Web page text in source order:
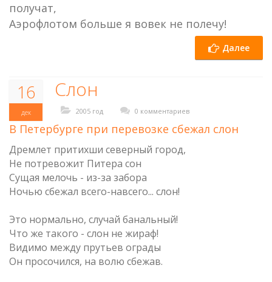
получат,
Аэрофлотом больше я вовек не полечу!
Далее
16
дек
Слон
2005 год 0 комментариев
В Петербурге при перевозке сбежал слон
Дремлет притихши северный город,
Не потревожит Питера сон
Сущая мелочь - из-за забора
Ночью сбежал всего-навсего... слон!
Это нормально, случай банальный!
Что же такого - слон не жираф!
Видимо между прутьев ограды
Он просочился, на волю сбежав.